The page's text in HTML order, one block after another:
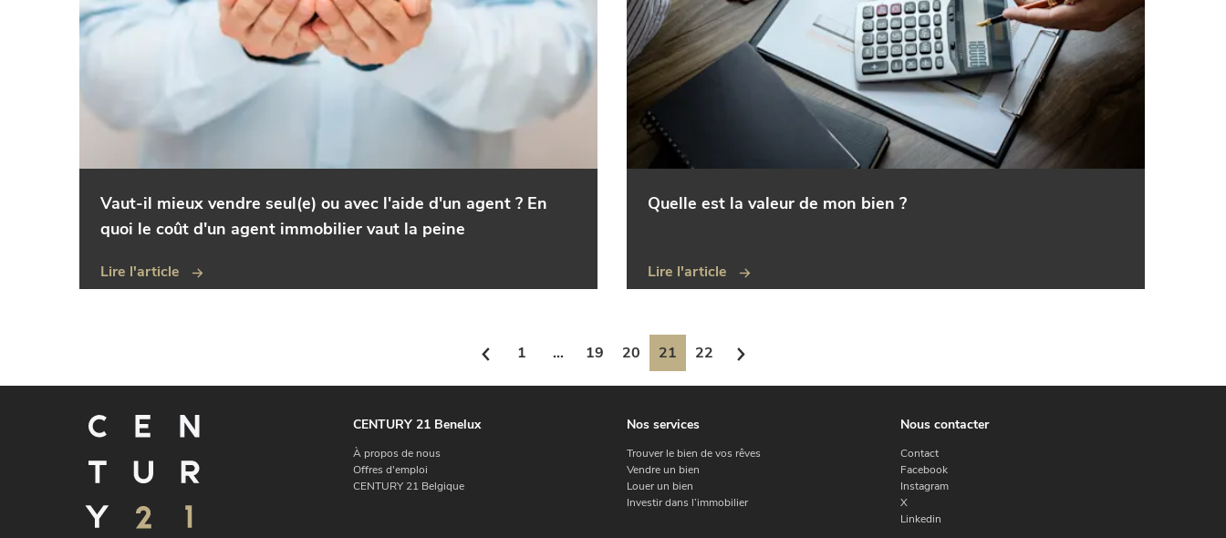
Vaut-il mieux vendre seul(e) ou avec l'aide d'un agent ? En
quoi le coût d'un agent immobilier vaut la peine
Lire l'article
Quelle est la valeur de mon bien ?
Lire l'article
1 ... 19 20 21 22
CENTURY 21 Benelux
À propos de nous
Offres d'emploi
CENTURY 21 Belgique
Nos services
Trouver le bien de vos rêves
Vendre un bien
Louer un bien
Investir dans l’immobilier
Nous contacter
Contact
Facebook
Instagram
X
Linkedin